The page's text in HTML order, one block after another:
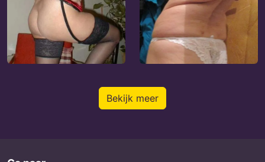
Bekijk meer